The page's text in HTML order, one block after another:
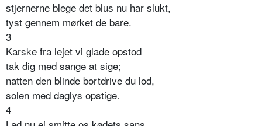
stjernerne blege det blus nu har slukt,
tyst gennem mørket de bare.
3
Karske fra lejet vi glade opstod
tak dig med sange at sige;
natten den blinde bortdrive du lod,
solen med daglys opstige.
4